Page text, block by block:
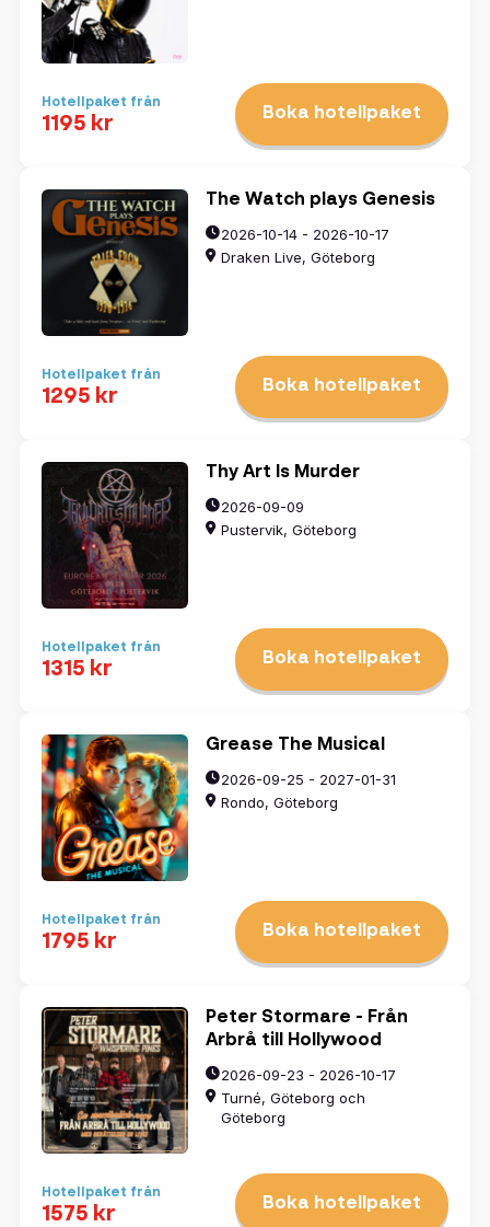
Välj datum
augusti
27 28
3
4 5 6
10
11 12 13
17
18 19 20 21
24
31
Rensa datum
Visa resultat
Hotellpaket från
1195 kr Boka hotellpaket
The Watch plays Genesis
2026-10-14 - 2026-10-17
Draken Live, Göteborg
Hotellpaket från
1295 kr Boka hotellpaket
Thy Art Is Murder
2026-09-09
Pustervik, Göteborg
Hotellpaket från
1315 kr Boka hotellpaket
Grease The Musical
2026-09-25 - 2027-01-31
Rondo, Göteborg
Hotellpaket från
1795 kr Boka hotellpaket
Peter Stormare - Från
Arbrå till Hollywood
2026-09-23 - 2026-10-17
Turné, Göteborg och
Göteborg
Hotellpaket från
1575 kr Boka hotellpaket